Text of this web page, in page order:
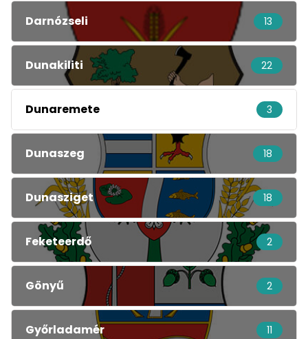
Darnózseli 13
Dunakiliti 22
Dunaremete 3
Dunaszeg 18
Dunasziget 18
Feketeerdő 2
Gönyű 2
Győrladamér 11